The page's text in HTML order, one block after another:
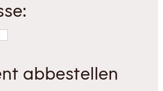
abbestellen